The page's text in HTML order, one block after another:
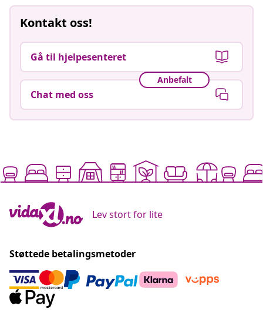
Kontakt oss!
Gå til hjelpesenteret
Anbefalt
Chat med oss
Lev stort for lite
Støttede betalingsmetoder